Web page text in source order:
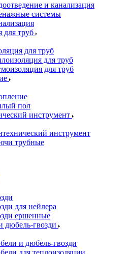
и канализация
системы
для труб
для труб
для труб
для труб
пол
инструмент
инструмент
трубные
для нейлера
ершенные
дюбель-гвозди
и дюбель-гвозди
для теплоизоляции